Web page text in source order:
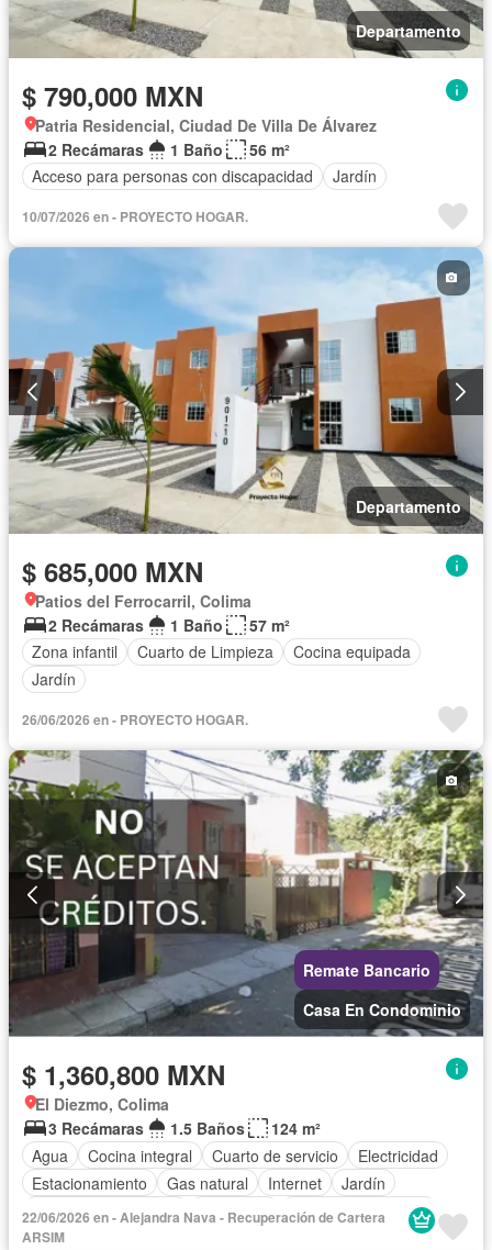
Departamento
$ 790,000 MXN
Patria Residencial, Ciudad De Villa De Álvarez
2 Recámaras
1 Baño
56 m²
Acceso para personas con discapacidad
Jardín
10/07/2026 en - PROYECTO HOGAR.
Departamento
$ 685,000 MXN
Patios del Ferrocarril, Colima
2 Recámaras
1 Baño
57 m²
Zona infantil
Cuarto de Limpieza
Cocina equipada
Jardín
26/06/2026 en - PROYECTO HOGAR.
Remate Bancario
Casa En Condominio
$ 1,360,800 MXN
El Diezmo, Colima
3 Recámaras
1.5 Baños
124 m²
Agua
Cocina integral Cuarto de servicio
Electricidad
Estacionamiento
Gas natural Internet
Jardín
Recámara con closet
Seguridad
Televisión por cable
Terraza
22/06/2026 en - Alejandra Nava - Recuperación de Cartera
ARSIM